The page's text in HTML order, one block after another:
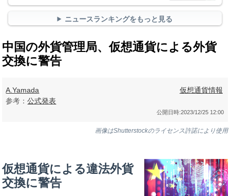
ニュースランキングをもっと見る
中国の外貨管理局、仮想通貨による外貨
交換に警告
A.Yamada
参考：公式発表
仮想通貨情報
公開日時:2023/12/25 12:00
画像はShutterstockのライセンス許諾により使用
仮想通貨による違法外貨
交換に警告